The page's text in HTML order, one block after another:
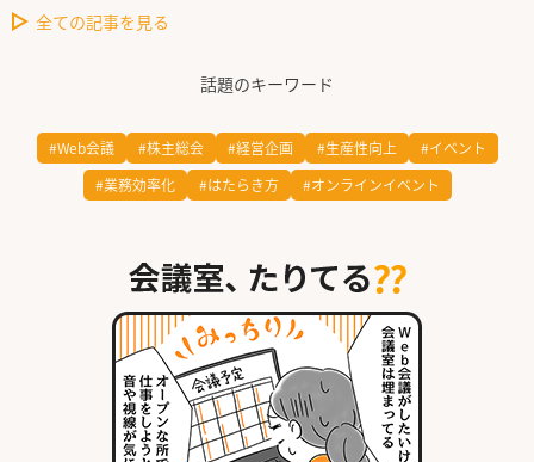
全ての記事を見る
話題のキーワード
#Web会議 #株主総会 #経営企画 #生産性向上
#イベント
#業務効率化
#はたらき方 #オンラインイベント